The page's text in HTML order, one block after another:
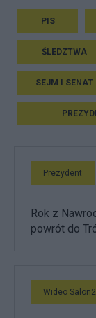
PIS
ŚLEDZTWA
SEJM I SENAT
Prezydent
Rok z
powrót do
Wideo